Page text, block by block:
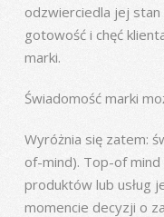
odzwierciedla jej stan
gotowość i chęć
marki.
Świadomość marki
Wyróżnia się zatem:
of-mind). Top-of
produktów lub usług
momencie decyzji o